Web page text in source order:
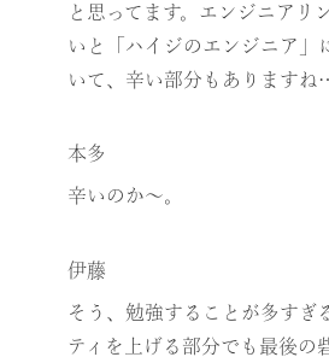
と思ってます。エンジニアリ
いと「ハイジのエンジニア」
いて、辛い部分もありますね
本多
辛いのか〜。
伊藤
そう、勉強することが多すぎ
ティを上げる部分でも最後の